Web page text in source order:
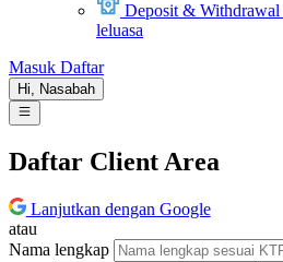
Deposit & Withdrawal
leluasa
Masuk Daftar
Hi, Nasabah
Daftar Client Area
Lanjutkan dengan Google
atau
Nama lengkap